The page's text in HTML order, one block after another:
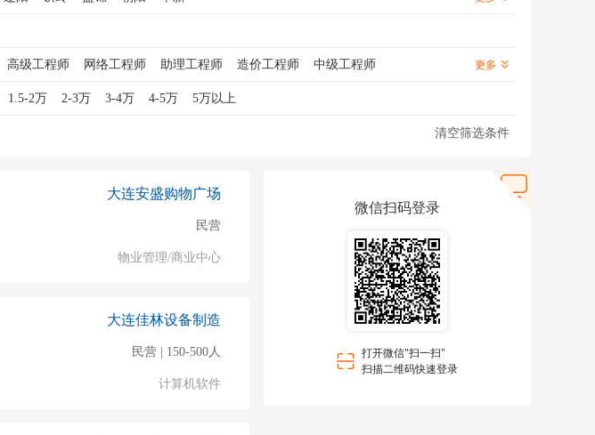
高级工程师 网络工程师 助理工程师 造价工程师
中级工程师
电子工程师 建筑工程师 设备工程师
更多
1.5-2万 2-3万 3-4万 4-5万 5万以上
清空筛选条件
大连安盛购物广场
民营
物业管理/商业中心
大连佳林设备制造
民营 | 150-500人
计算机软件
微信扫码登录
打开微信"扫一扫"
扫描二维码快速登录